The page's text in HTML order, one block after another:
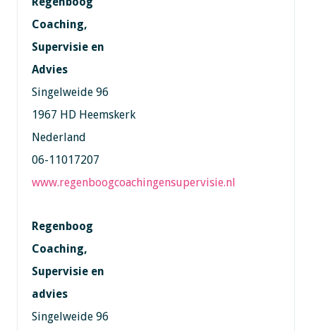
Coaching,
Supervisie en
Advies
Singelweide 96
1967 HD Heemskerk
Nederland
06-11017207
www.regenboogcoachingensupervisie.nl
Regenboog
Coaching,
Supervisie en
advies
Singelweide 96